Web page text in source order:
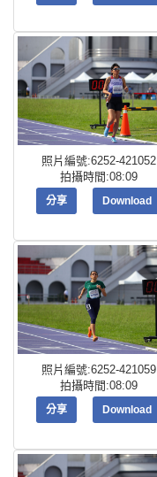
照片編號:6252-421052
拍攝時間:08:09
分享 Download
照片編號:6252-421059
拍攝時間:08:09
分享 Download